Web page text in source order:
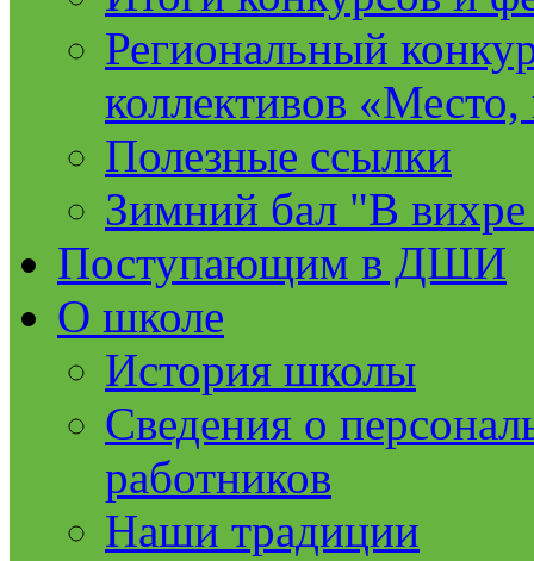
Региональный
коллективов «Место,
Полезные ссылки
Зимний бал "В вихре
Поступающим в ДШИ
О школе
История школы
Сведения о
работников
Наши традиции